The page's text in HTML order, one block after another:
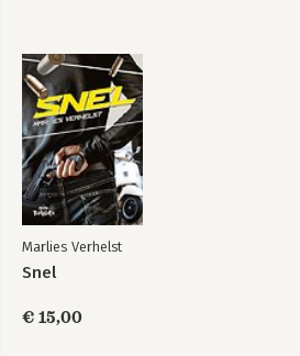
Marlies Verhelst
Snel
€ 15,00